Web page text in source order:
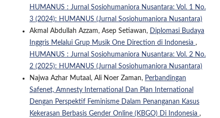
HUMANUS : Jurnal Sosiohumaniora Nusantara: Vol. 1 No.
3 (2024): HUMANUS (Jurnal Sosiohumaniora Nusantara)
Akmal Abdullah Azzam, Asep Setiawan, Diplomasi Budaya
Inggris Melalui Grup Musik One Direction di Indonesia ,
HUMANUS : Jurnal Sosiohumaniora Nusantara: Vol. 2 No.
2 (2025): HUMANUS (Jurnal Sosiohumaniora Nusantara)
Najwa Azhar Mutaal, Ali Noer Zaman, Perbandingan
Safenet, Amnesty International Dan Plan International
Dengan Perspektif Feminisme Dalam Penanganan Kasus
Kekerasan Berbasis Gender Online (KBGO) Di Indonesia ,